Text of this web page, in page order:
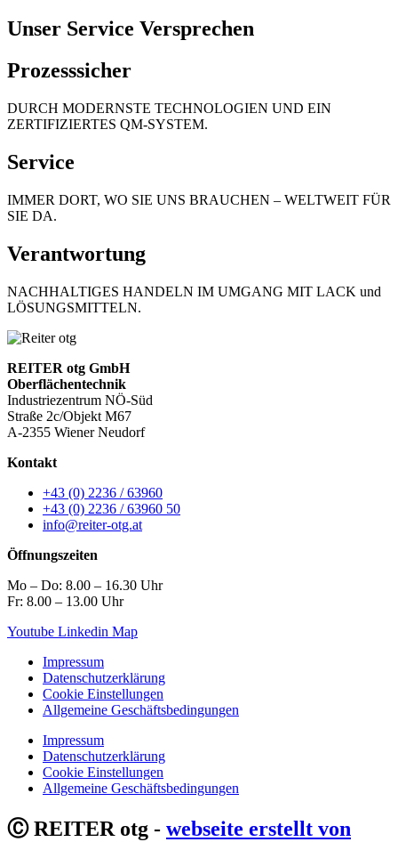
Unser Service Versprechen
Prozesssicher
DURCH MODERNSTE TECHNOLOGIEN UND EIN
ZERTIFIZIERTES QM-SYSTEM.
Service
IMMER DORT, WO SIE UNS BRAUCHEN – WELTWEIT FÜR
SIE DA.
Verantwortung
NACHHALTIGES HANDELN IM UMGANG MIT LACK und
LÖSUNGSMITTELN.
REITER otg GmbH
Oberflächentechnik
Industriezentrum NÖ-Süd
Straße 2c/Objekt M67
A-2355 Wiener Neudorf
Kontakt
+43 (0) 2236 / 63960
+43 (0) 2236 / 63960 50
info@reiter-otg.at
Öffnungszeiten
Mo – Do: 8.00 – 16.30 Uhr
Fr: 8.00 – 13.00 Uhr
Youtube Linkedin Map
Impressum
Datenschutzerklärung
Cookie Einstellungen
Allgemeine Geschäftsbedingungen
Impressum
Datenschutzerklärung
Cookie Einstellungen
Allgemeine Geschäftsbedingungen
Ⓒ REITER otg - webseite erstellt von